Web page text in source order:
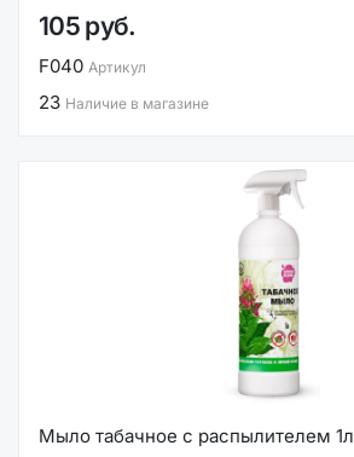
105 руб.
F040 Артикул
23 Наличие в магазине
Мыло табачное с распылителем 1л